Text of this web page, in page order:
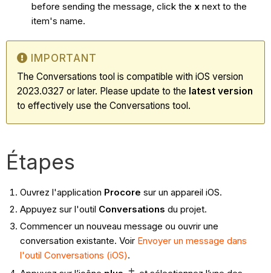
before sending the message, click the x next to the
item's name.
IMPORTANT
The Conversations tool is compatible with iOS version
2023.0327 or later. Please update to the latest version
to effectively use the Conversations tool.
Étapes
Ouvrez l'application Procore sur un appareil iOS.
Appuyez sur l'outil Conversations du projet.
Commencer un nouveau message ou ouvrir une
conversation existante. Voir Envoyer un message dans
l'outil Conversations (iOS).